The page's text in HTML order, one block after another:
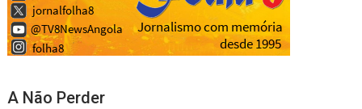
A Não Perder